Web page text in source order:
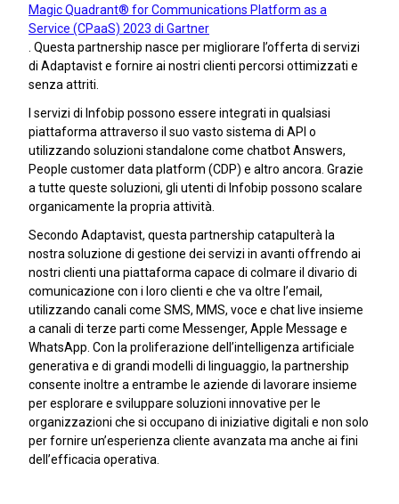
Magic Quadrant® for Communications Platform as a
Service (CPaaS) 2023 di Gartner
. Questa partnership nasce per migliorare l’offerta di servizi
di Adaptavist e fornire ai nostri clienti percorsi ottimizzati e
senza attriti.
I servizi di Infobip possono essere integrati in qualsiasi
piattaforma attraverso il suo vasto sistema di API o
utilizzando soluzioni standalone come chatbot Answers,
People customer data platform (CDP) e altro ancora. Grazie
a tutte queste soluzioni, gli utenti di Infobip possono scalare
organicamente la propria attività.
Secondo Adaptavist, questa partnership catapulterà la
nostra soluzione di gestione dei servizi in avanti offrendo ai
nostri clienti una piattaforma capace di colmare il divario di
comunicazione con i loro clienti e che va oltre l’email,
utilizzando canali come SMS, MMS, voce e chat live insieme
a canali di terze parti come Messenger, Apple Message e
WhatsApp. Con la proliferazione dell’intelligenza artificiale
generativa e di grandi modelli di linguaggio, la partnership
consente inoltre a entrambe le aziende di lavorare insieme
per esplorare e sviluppare soluzioni innovative per le
organizzazioni che si occupano di iniziative digitali e non solo
per fornire un’esperienza cliente avanzata ma anche ai fini
dell’efficacia operativa.